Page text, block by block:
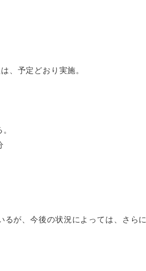
、予定どおり実施。
が、今後の状況によっては、さら